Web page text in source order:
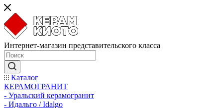
Интернет-магазин представительского класса
Каталог
КЕРАМОГРАНИТ
- Уральский керамогранит
- Идальго / Idalgo